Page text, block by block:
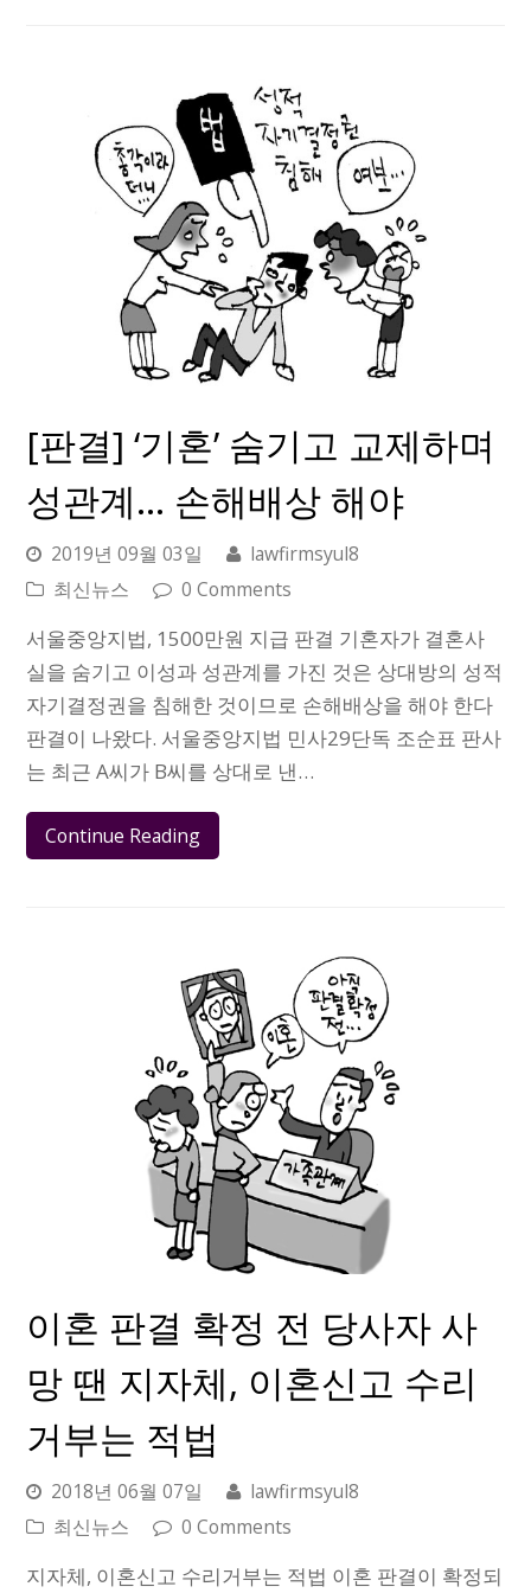
[판결] ‘기혼’ 숨기고 교제하며
성관계… 손해배상 해야
2019년 09월 03일
lawfirmsyul8
최신뉴스
0 Comments
서울중앙지법, 1500만원 지급 판결 기혼자가 결혼사
실을 숨기고 이성과 성관계를 가진 것은 상대방의 성적
자기결정권을 침해한 것이므로 손해배상을 해야 한다
판결이 나왔다. 서울중앙지법 민사29단독 조순표 판사
는 최근 A씨가 B씨를 상대로 낸…
Continue Reading
이혼 판결 확정 전 당사자 사
망 땐 지자체, 이혼신고 수리
거부는 적법
2018년 06월 07일
lawfirmsyul8
최신뉴스
0 Comments
지자체, 이혼신고 수리거부는 적법 이혼 판결이 확정되